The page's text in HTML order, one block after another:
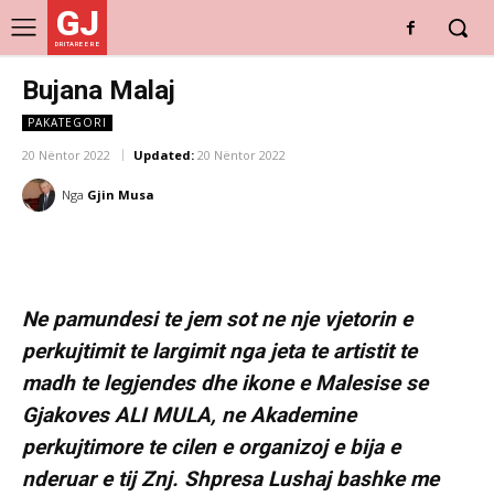
GJ
DRITARE E RE
Bujana Malaj
PAKATEGORI
20 Nëntor 2022 Updated: 20 Nëntor 2022
Nga Gjin Musa
Ne pamundesi te jem sot ne nje vjetorin e
perkujtimit te largimit nga jeta te artistit te
madh te legjendes dhe ikone e Malesise se
Gjakoves ALI MULA, ne Akademine
perkujtimore te cilen e organizoj e bija e
nderuar e tij Znj. Shpresa Lushaj bashke me